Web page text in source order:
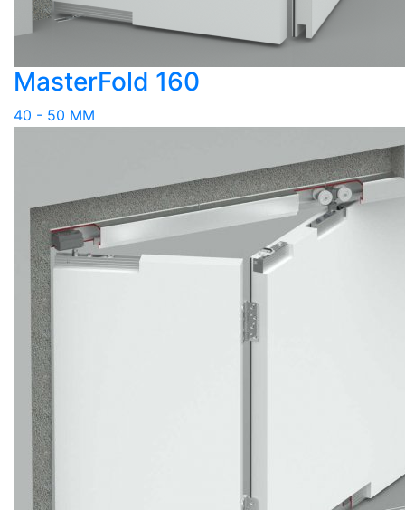
MasterFold 160
40 - 50 MM